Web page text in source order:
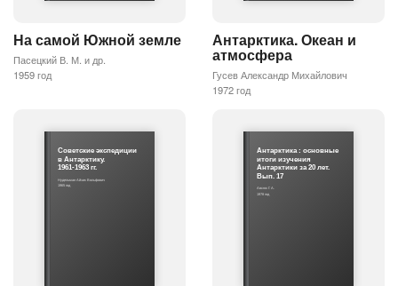
На самой Южной земле
Пасецкий В. М. и др.
1959 год
Антарктика. Океан и
атмосфера
Гусев Александр Михайлович
1972 год
Советские экспедиции
в Антарктику.
1961-1963 гг.
Нудельман Айзик Вольфович
1965 год
Антарктика : основные
итоги изучения
Антарктики за 20 лет.
Вып. 17
Авсюк Г. А.
1978 год